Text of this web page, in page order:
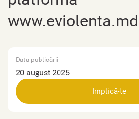
www.eviolenta.md
Data publicării
20 august 2025
Implică-te